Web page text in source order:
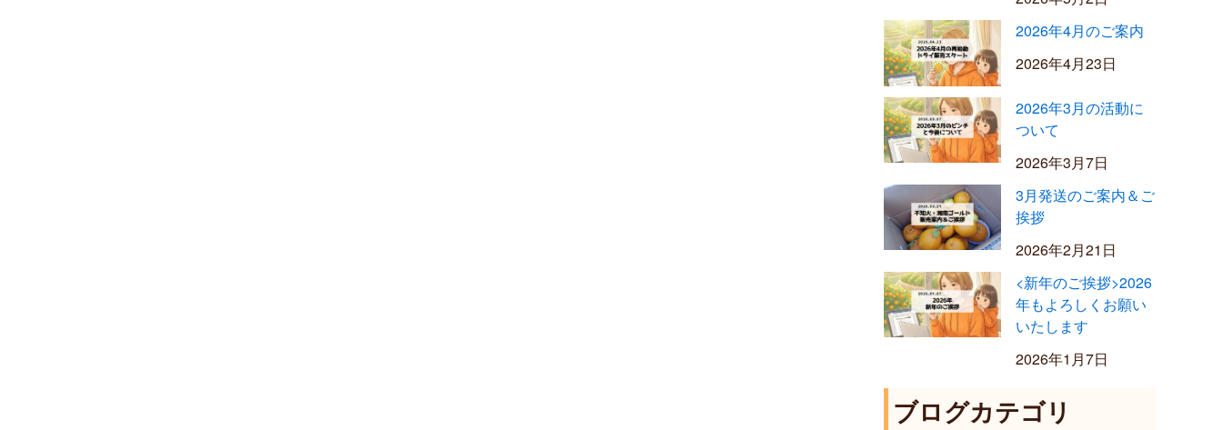
2026年4月のご案内
2026年4月23日
2026年3月の活動に
ついて
2026年3月7日
3月発送のご案内＆ご
挨拶
2026年2月21日
<新年のご挨拶>2026
年もよろしくお願い
いたします
2026年1月7日
ブログカテゴリ